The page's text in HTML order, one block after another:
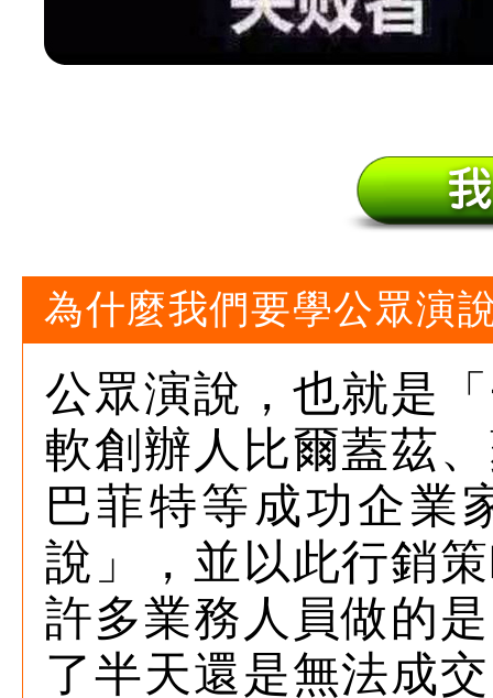
為什麼我們要學公眾演
公眾演說，也就是
軟創辦人比爾蓋茲
巴菲特等成功企業
說」，並以此行銷
許多業務人員做的
了半天還是無法成